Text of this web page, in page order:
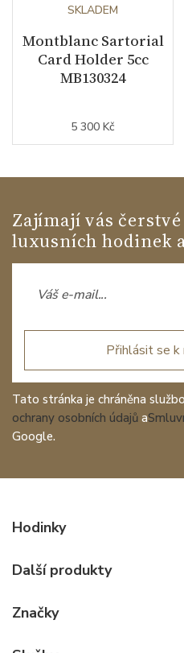
SKLADEM
Montblanc Sartorial
Card Holder 5cc
MB130324
5 300 Kč
Zajímají vás
luxusních hodinek
Přihlásit se
Tato stránka je chráněna
ochrany osobních údajů a
Google.
Hodinky
Dámské hodinky
Další produkty
Značky